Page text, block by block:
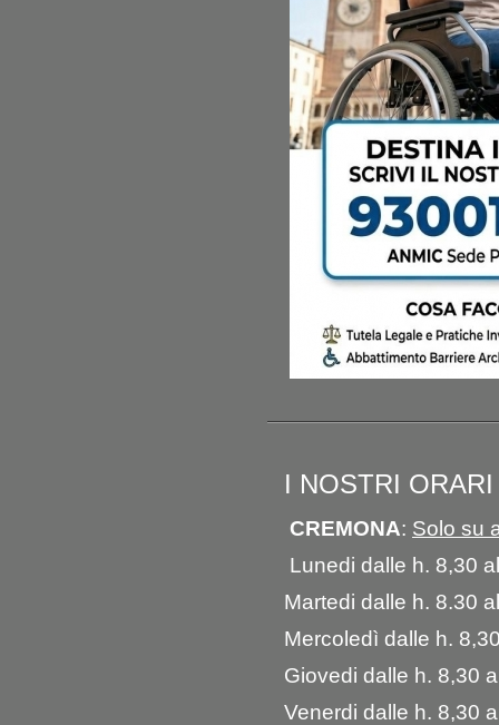
I NOSTRI ORARI
CREMONA: Solo su
Lunedi dalle h. 8,30
Martedi dalle h. 8.30
Mercoledì dalle h.
Giovedi dalle h. 8,30
Venerdi dalle h. 8,30